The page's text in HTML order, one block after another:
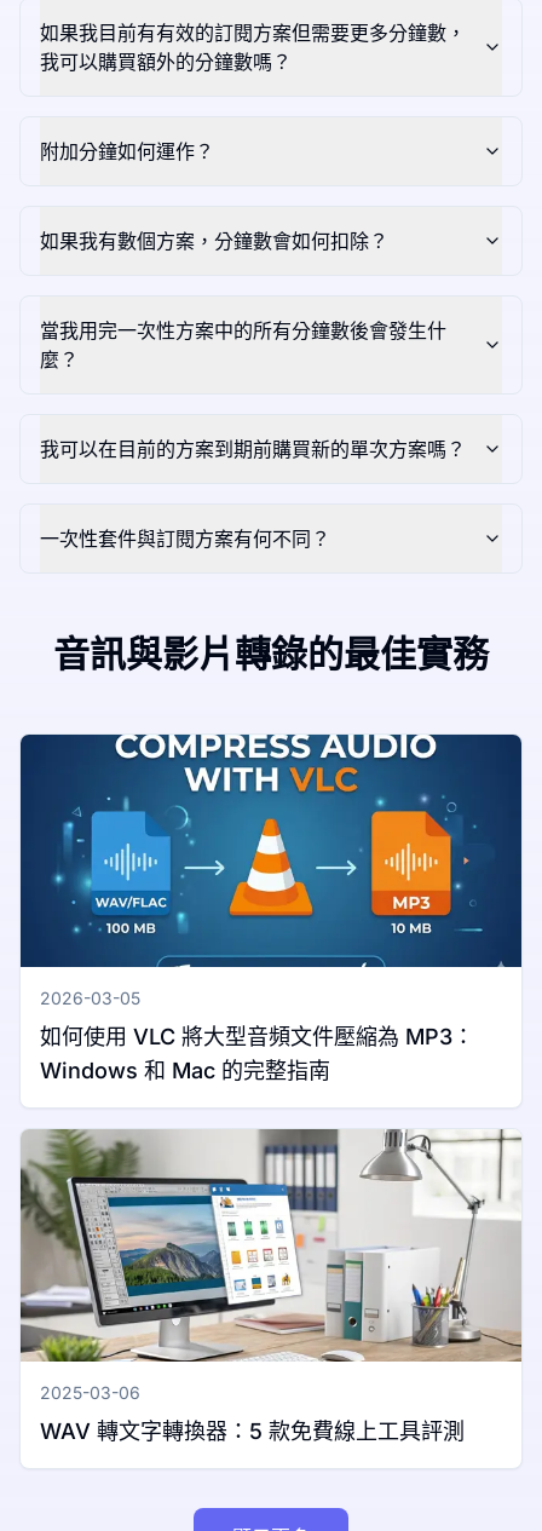
如果我目前有有效的訂閱方案但需要更多分鐘數，
我可以購買額外的分鐘數嗎？
附加分鐘如何運作？
如果我有數個方案，分鐘數會如何扣除？
當我用完一次性方案中的所有分鐘數後會發生什
麼？
我可以在目前的方案到期前購買新的單次方案嗎？
一次性套件與訂閱方案有何不同？
音訊與影片轉錄的最佳實務
2026-03-05
如何使用 VLC 將大型音頻文件壓縮為 MP3：
Windows 和 Mac 的完整指南
2025-03-06
WAV 轉文字轉換器：5 款免費線上工具評測